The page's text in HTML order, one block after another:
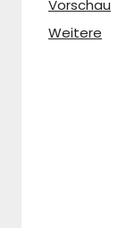
Vorschau
Weitere